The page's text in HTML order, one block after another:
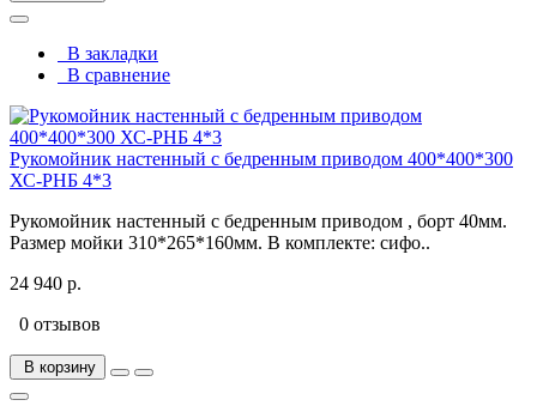
В закладки
В сравнение
Рукомойник настенный с бедренным приводом 400*400*300
ХС-РНБ 4*3
Рукомойник настенный с бедренным приводом , борт 40мм.
Размер мойки 310*265*160мм. В комплекте: сифо..
24 940 р.
0 отзывов
В корзину